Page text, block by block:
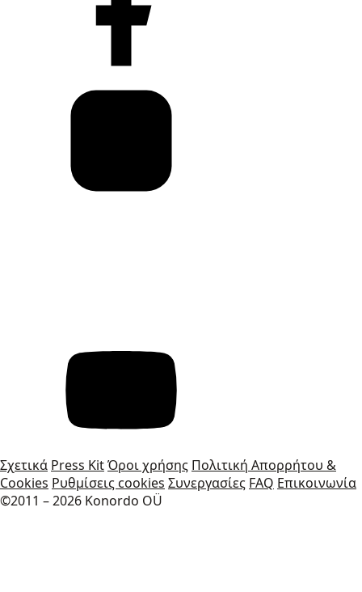
Σχετικά Press KitΌροι χρήσης Πολιτική Απορρήτου &
Cookies Ρυθμίσεις cookies Συνεργασίες FAQ Επικοινωνία
©2011 – 2026 Konordo OÜ